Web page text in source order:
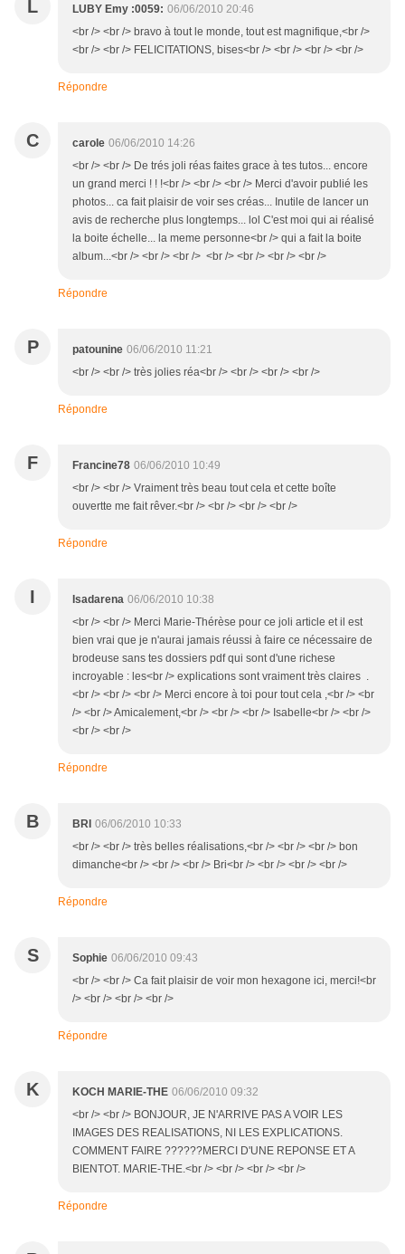
L LUBY Emy :0059: 06/06/2010 20:46
<br /> <br /> bravo à tout le monde, tout est magnifique,<br />
<br /> <br /> FELICITATIONS, bises<br /> <br /> <br /> <br />
Répondre
C carole 06/06/2010 14:26
<br /> <br /> De trés joli réas faites grace à tes tutos... encore
un grand merci ! ! !<br /> <br /> <br /> Merci d'avoir publié les
photos... ca fait plaisir de voir ses créas... Inutile de lancer un
avis de recherche plus longtemps... lol C'est moi qui ai réalisé
la boite échelle... la meme personne<br /> qui a fait la boite
album...<br /> <br /> <br /> <br /> <br /> <br /> <br />
Répondre
P patounine 06/06/2010 11:21
<br /> <br /> très jolies réa<br /> <br /> <br /> <br />
Répondre
F Francine78 06/06/2010 10:49
<br /> <br /> Vraiment très beau tout cela et cette boîte
ouvertte me fait rêver.<br /> <br /> <br /> <br />
Répondre
I Isadarena 06/06/2010 10:38
<br /> <br /> Merci Marie-Thérèse pour ce joli article et il est
bien vrai que je n'aurai jamais réussi à faire ce nécessaire de
brodeuse sans tes dossiers pdf qui sont d'une richese
incroyable : les<br /> explications sont vraiment très claires .
<br /> <br /> <br /> Merci encore à toi pour tout cela ,<br /> <br
/> <br /> Amicalement,<br /> <br /> <br /> Isabelle<br /> <br />
<br /> <br />
Répondre
B BRI 06/06/2010 10:33
<br /> <br /> très belles réalisations,<br /> <br /> <br /> bon
dimanche<br /> <br /> <br /> Bri<br /> <br /> <br /> <br />
Répondre
S Sophie 06/06/2010 09:43
<br /> <br /> Ca fait plaisir de voir mon hexagone ici, merci!<br
/> <br /> <br /> <br />
Répondre
K KOCH MARIE-THE 06/06/2010 09:32
<br /> <br /> BONJOUR, JE N'ARRIVE PAS A VOIR LES
IMAGES DES REALISATIONS, NI LES EXPLICATIONS.
COMMENT FAIRE ??????MERCI D'UNE REPONSE ET A
BIENTOT. MARIE-THE.<br /> <br /> <br /> <br />
Répondre